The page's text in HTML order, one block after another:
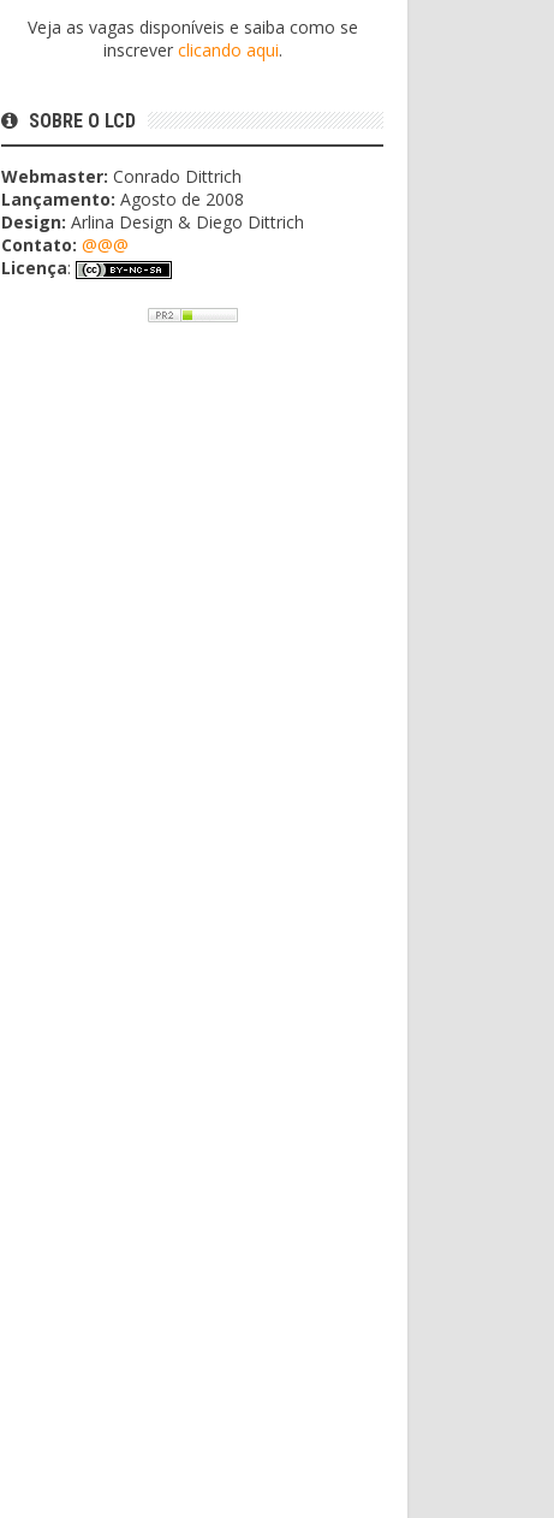
Veja as vagas disponíveis e saiba como se
inscrever clicando aqui.
SOBRE O LCD
Webmaster: Conrado Dittrich
Lançamento: Agosto de 2008
Design: Arlina Design & Diego Dittrich
Contato: @@@
Licença: